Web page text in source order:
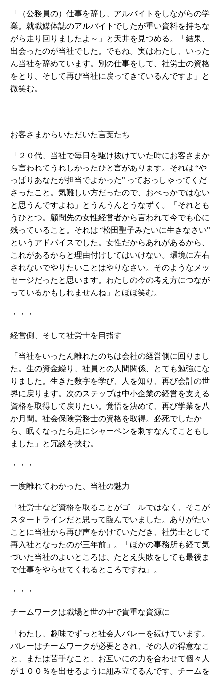
「（公務員の）仕事を辞し、アルバイトをしながらの学
業。就職媒体誌のアルバイトでしたが重い資料を持ちな
がら走り回りましたよ～」と天井を見つめる。「結果、
出会ったのが当社でした。でもね。実はわたし、いった
ん当社を辞めています。別の仕事をして、社労士の資格
をとり、そして再び当社に戻ってきているんですよ」と
微笑む。
お客さまからいただいた言葉たち
「２０代、当社で毎日を駆け抜けていた時にお客さまか
ら言われてうれしかったひと言があります。それは “や
っぱりあなたが担当でよかった” っておっしゃってくだ
さったこと。気難しい方だったので、おべっかではない
と思うんですよね」とうんうんとうなずく。「それとも
うひとつ。顧問先の女性経営者から言われて今でも心に
残っていること。それは “松田聖子みたいに生きなさい”
というアドバイスでした。女性だからあれがあるから、
これがあるからと理由付けしてはいけない。環境に左右
されないでやりたいことはやりなさい。そのようなメッ
セージだったと思います。わたしの今の考え方につなが
っているかもしれませんね」とほほ笑む。
・・・
経営側、そして社労士を目指す
「当社をいったん離れたのちは会社の経営側に回りまし
た。生の資金繰り、社員との人間関係、とても勉強にな
りました。生きた数字を学び、人を知り、再び会計の世
界に戻ります。次のステップは中小企業の経営を支える
資格を取得して戻りたい。覚悟を決めて、再び学業を八
か月間。社会保険労務士の資格を取得。必死でしたか
ら、眠くなったら足にシャーペンを刺すなんてこともし
ました」と冗談を挟む。
・・・
一度離れてわかった、当社の魅力
「社労士など資格を取ることがゴールではなく、そこが
スタートラインだと思って臨んでいました。ありがたい
ことに当社から再び声をかけていただき、社労士として
再入社となったのが三年前」。「ほかの事務所も経て気
づいた当社のよいところは、たとえ失敗をしても最後ま
で仕事をやらせてくれるところですね」。
・・・
チームワークは職場と世の中で貴重な資源に
「わたし、趣味でずっと社会人バレーを続けています。
バレーはチームワークが必要とされ、その人の得意なこ
と、または苦手なこと、お互いにの力を合わせて個々人
が１００％を出せるように組み立てるんです。チームを